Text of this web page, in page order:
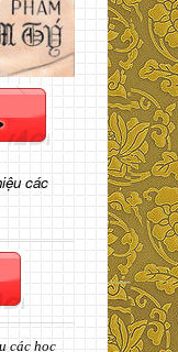
các
các học